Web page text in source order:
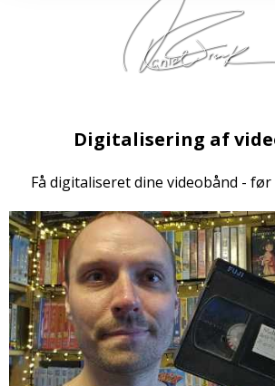
Digitalisering af
Få digitaliseret dine videobånd -